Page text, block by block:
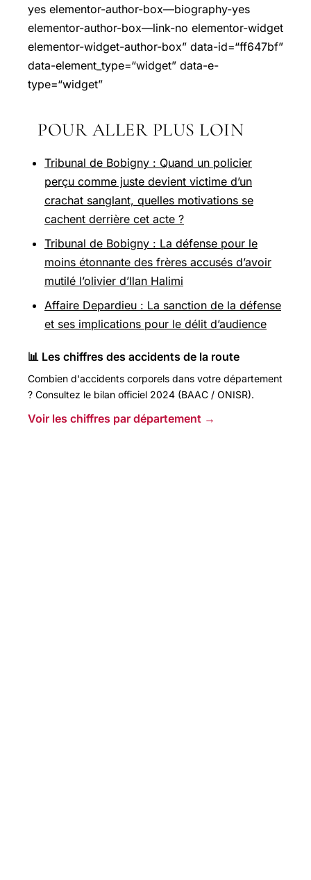
yes elementor-author-box—biography-yes
elementor-author-box—link-no elementor-widget
elementor-widget-author-box” data-id=“ff647bf”
data-element_type=“widget” data-e-
type=“widget”
POUR ALLER PLUS LOIN
Tribunal de Bobigny : Quand un policier
perçu comme juste devient victime d’un
crachat sanglant, quelles motivations se
cachent derrière cet acte ?
Tribunal de Bobigny : La défense pour le
moins étonnante des frères accusés d’avoir
mutilé l’olivier d’Ilan Halimi
Affaire Depardieu : La sanction de la défense
et ses implications pour le délit d’audience
📊 Les chiffres des accidents de la route
Combien d'accidents corporels dans votre département
? Consultez le bilan officiel 2024 (BAAC / ONISR).
Voir les chiffres par département →